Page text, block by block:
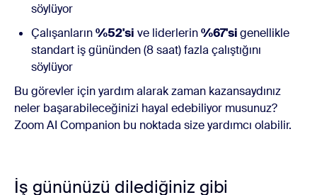
söylüyor
Çalışanların%52'si ve liderlerin%67'sigenellikle
standart iş gününden (8 saat) fazla çalıştığını
söylüyor
Bu görevler için yardım alarak zaman kazansaydınız
neler başarabileceğinizi hayal edebiliyor musunuz?
Zoom AI Companion bu noktada size yardımcı olabilir.
İş gününüzü dilediğiniz gibi